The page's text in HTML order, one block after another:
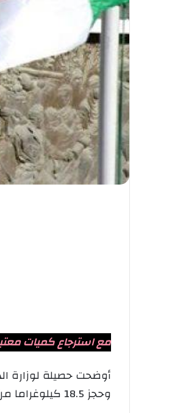
مع استرجاع كميات
وحجز 18.5 كيلوغراما من الكيف المغربي، بالتزامن مع إيقاف خمسة داعمين للجماعات الإرهابية في عمليات منفصلة عبر التراب الوطني.